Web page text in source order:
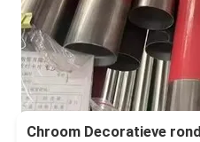
Chroom Decoratieve